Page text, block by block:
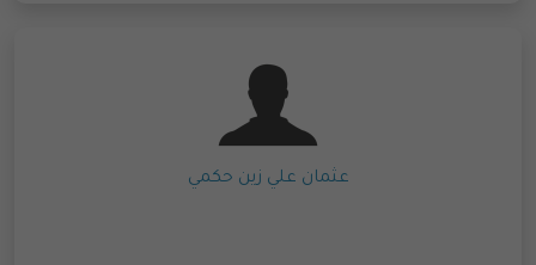
عثمان علي زين حكمي